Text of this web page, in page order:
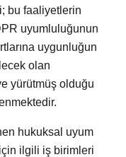
bu faaliyetlerin
uyumluluğunun
uygunluğun
olan
yürütmüş olduğu
hukuksal uyum
ilgili iş birimleri